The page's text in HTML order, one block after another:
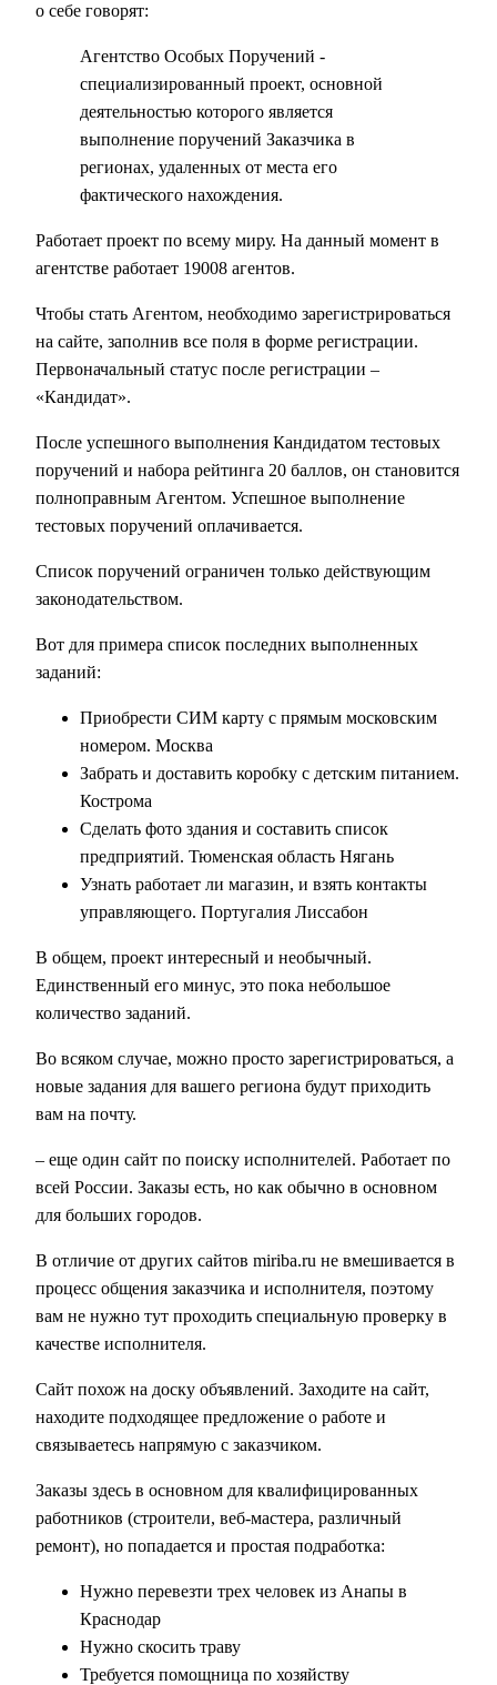
о себе говорят:
Агентство Особых Поручений -
специализированный проект, основной
деятельностью которого является
выполнение поручений Заказчика в
регионах, удаленных от места его
фактического нахождения.
Работает проект по всему миру. На данный момент в
агентстве работает 19008 агентов.
Чтобы стать Агентом, необходимо зарегистрироваться
на сайте, заполнив все поля в форме регистрации.
Первоначальный статус после регистрации –
«Кандидат».
После успешного выполнения Кандидатом тестовых
поручений и набора рейтинга 20 баллов, он становится
полноправным Агентом. Успешное выполнение
тестовых поручений оплачивается.
Список поручений ограничен только действующим
законодательством.
Вот для примера список последних выполненных
заданий:
Приобрести СИМ карту с прямым московским
номером. Москва
Забрать и доставить коробку с детским питанием.
Кострома
Сделать фото здания и составить список
предприятий. Тюменская область Нягань
Узнать работает ли магазин, и взять контакты
управляющего. Португалия Лиссабон
В общем, проект интересный и необычный.
Единственный его минус, это пока небольшое
количество заданий.
Во всяком случае, можно просто зарегистрироваться, а
новые задания для вашего региона будут приходить
вам на почту.
– еще один сайт по поиску исполнителей. Работает по
всей России. Заказы есть, но как обычно в основном
для больших городов.
В отличие от других сайтов miriba.ru не вмешивается в
процесс общения заказчика и исполнителя, поэтому
вам не нужно тут проходить специальную проверку в
качестве исполнителя.
Сайт похож на доску объявлений. Заходите на сайт,
находите подходящее предложение о работе и
связываетесь напрямую с заказчиком.
Заказы здесь в основном для квалифицированных
работников (строители, веб-мастера, различный
ремонт), но попадается и простая подработка:
Нужно перевезти трех человек из Анапы в
Краснодар
Нужно скосить траву
Требуется помощница по хозяйству